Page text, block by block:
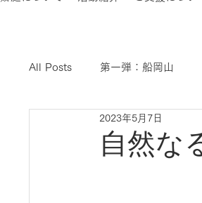
All Posts 第一弾：船岡山
自然な
2023年5月7日